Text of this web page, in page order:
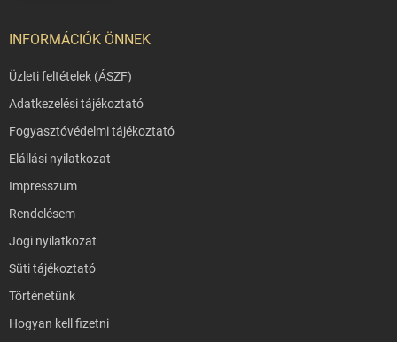
INFORMÁCIÓK ÖNNEK
Üzleti feltételek (ÁSZF)
Adatkezelési tájékoztató
Fogyasztóvédelmi tájékoztató
Elállási nyilatkozat
Impresszum
Rendelésem
Jogi nyilatkozat
Süti tájékoztató
Történetünk
Hogyan kell fizetni